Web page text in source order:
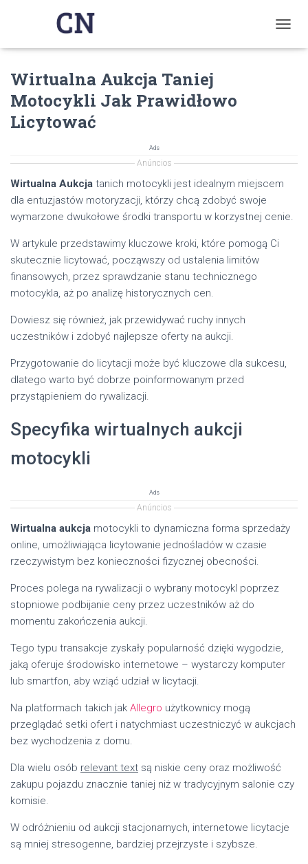
O
G
O
Wirtualna Aukcja Taniej
Motocykli Jak Prawidłowo
Licytować
Ads
Anúncios
Wirtualna Aukcja tanich motocykli jest idealnym miejscem
dla entuzjastów motoryzacji, którzy chcą zdobyć swoje
wymarzone dwukołowe środki transportu w korzystnej cenie.
W artykule przedstawimy kluczowe kroki, które pomogą Ci
skutecznie licytować, począwszy od ustalenia limitów
finansowych, przez sprawdzanie stanu technicznego
motocykla, aż po analizę historycznych cen.
Dowiesz się również, jak przewidywać ruchy innych
uczestników i zdobyć najlepsze oferty na aukcji.
Przygotowanie do licytacji może być kluczowe dla sukcesu,
dlatego warto być dobrze poinformowanym przed
przystąpieniem do rywalizacji.
Specyfika wirtualnych aukcji
motocykli
Ads
Anúncios
Wirtualna aukcja motocykli to dynamiczna forma sprzedaży
online, umożliwiająca licytowanie jednośladów w czasie
rzeczywistym bez konieczności fizycznej obecności.
Proces polega na rywalizacji o wybrany motocykl poprzez
stopniowe podbijanie ceny przez uczestników aż do
momentu zakończenia aukcji.
Tego typu transakcje zyskały popularność dzięki wygodzie,
jaką oferuje środowisko internetowe – wystarczy komputer
lub smartfon, aby wziąć udział w licytacji.
Na platformach takich jak Allegro użytkownicy mogą
przeglądać setki ofert i natychmiast uczestniczyć w aukcjach
bez wychodzenia z domu.
Dla wielu osób relevant text są niskie ceny oraz możliwość
zakupu pojazdu znacznie taniej niż w tradycyjnym salonie czy
komisie.
W odróżnieniu od aukcji stacjonarnych, internetowe licytacje
są mniej stresogenne, bardziej przejrzyste i szybsze.